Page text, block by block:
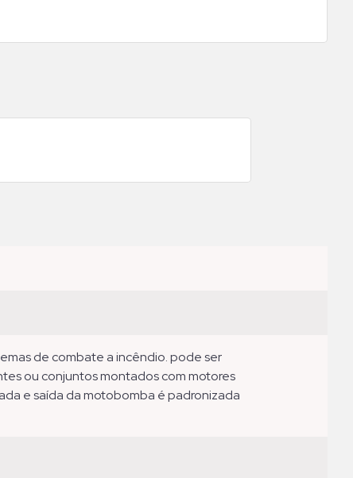
ou conjuntos montados com motores
e saída da motobomba é padronizada